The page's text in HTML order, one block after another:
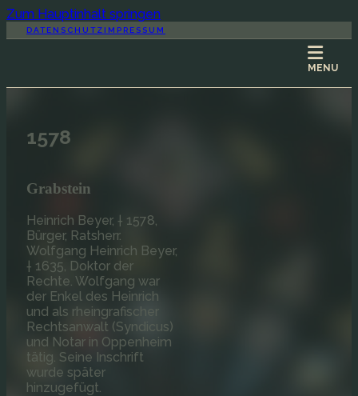
Zum Hauptinhalt springen
DATENSCHUTZIMPRESSUM
HOME
MENU
1578
Grabstein
Heinrich Beyer, † 1578,
Bürger, Ratsherr.
Wolfgang Heinrich Beyer,
† 1635, Doktor der
Rechte. Wolfgang war
der Enkel des Heinrich
und als rheingrafischer
Rechtsanwalt (Syndicus)
und Notar in Oppenheim
tätig. Seine Inschrift
wurde später
hinzugefügt.